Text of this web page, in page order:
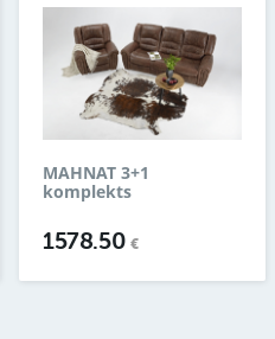
MAHNAT 3+1
komplekts
1578.50 €